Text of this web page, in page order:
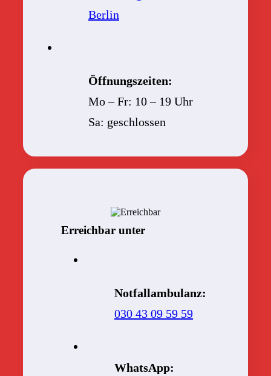
Berlin
Öffnungszeiten:
Mo – Fr: 10 – 19 Uhr
Sa: geschlossen
Erreichbar unter
Notfallambulanz:
030 43 09 59 59
WhatsApp: